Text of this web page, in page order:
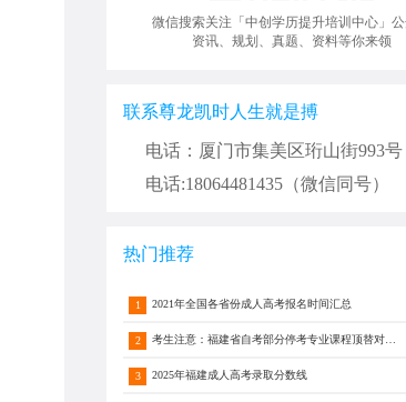
微信搜索关注「中创学历提升培训中心」
资讯、规划、真题、资料等你来领
联系尊龙凯时人生就是搏
电话：厦门市集美区珩山街993号
电话:18064481435（微信同号）
热门推荐
1 2021年全国各省份成人高考报名时间汇总
2
3 2025年福建成人高考录取分数线